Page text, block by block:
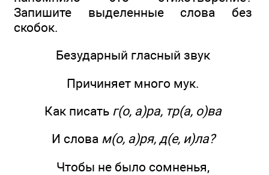
Запишите выделенные слова без
скобок.
Безударный гласный звук
Причиняет много мук.
Как писать г(о, а)ра, тр(а, о)ва
И слова м(о, а)ря, д(е, и)ла?
Чтобы не было сомненья,